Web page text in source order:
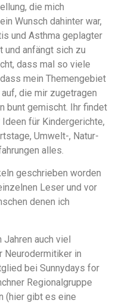
die mich
Wunsch dahinter war,
und Asthma geplagter
anfängt sich zu
dass mal so viele
mein Themengebiet
die mir zugetragen
bunt gemischt. Ihr findet
für Kindergerichte,
Umwelt-, Natur-
alles.
geschrieben worden
Leser und vor
denen ich
Jahren auch viel
Neurodermitiker in
bei Sunnydays for
Regionalgruppe
(hier gibt es eine